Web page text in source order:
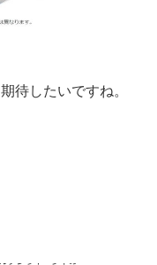
待したいですね。